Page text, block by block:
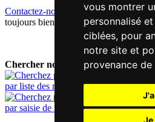
vous montrer
personnalisé
ciblées, pour
notre site et
provenance
Contactez-nous!
Votre feedback et
toujours bienvenus.
Chercher nouveau mot:
par liste des mots
par saisie de texte